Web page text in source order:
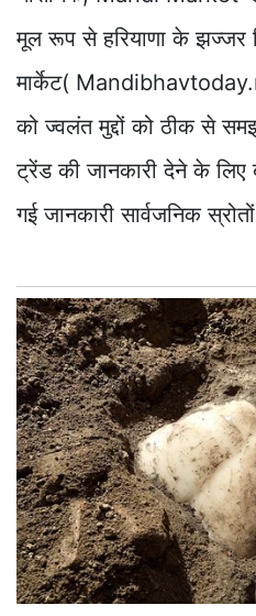
मूल रूप से हरियाणा के झज्जर
मार्केट(
को ज्वलंत मुद्दों को ठीक से
ट्रेंड की जानकारी देने के लिए
गई जानकारी सार्वजनिक